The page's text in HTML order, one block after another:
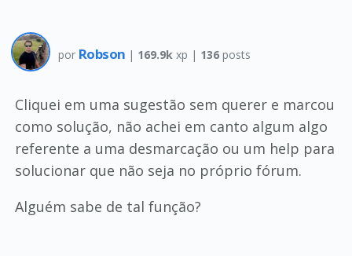
por Robson | 169.9k xp | 136posts
Cliquei em uma sugestão sem querer e marcou
como solução, não achei em canto algum algo
referente a uma desmarcação ou um help para
solucionar que não seja no próprio fórum.
Alguém sabe de tal função?